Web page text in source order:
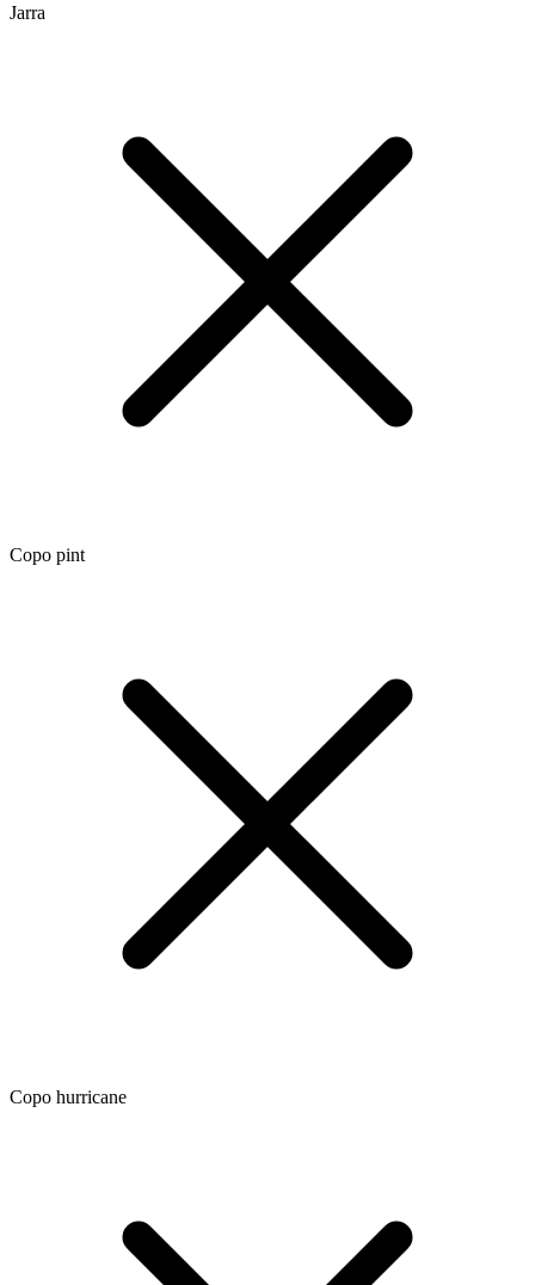
Jarra
Copo pint
Copo hurricane